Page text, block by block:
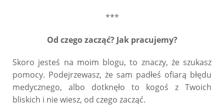
***
Od czego zacząć? Jak pracujemy?
Skoro jesteś na moim blogu, to znaczy, że szukasz
pomocy. Podejrzewasz, że sam padłeś ofiarą błędu
medycznego, albo dotknęło to kogoś z Twoich
bliskich i nie wiesz, od czego zacząć.